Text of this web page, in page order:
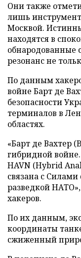
Они также
лишь
Москвой.
находятся в
обнародованные
резонанс не
По данным
войне Барт де
безопасности
терминалов в
областях.
«Барт де Вахтер
гибридной
HAVN (Hybrid
связана с
разведкой
хакеров.
По их данным,
координаты
сжиженный